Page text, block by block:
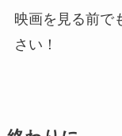
映画を見る前で
さい！